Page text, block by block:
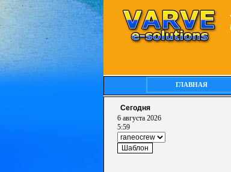
ГЛАВНАЯ
Сегодня
6 августа 2026
5:59